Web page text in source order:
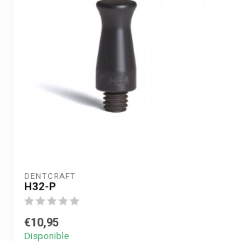
DENTCRAFT
H32-P
€10,95
Disponible